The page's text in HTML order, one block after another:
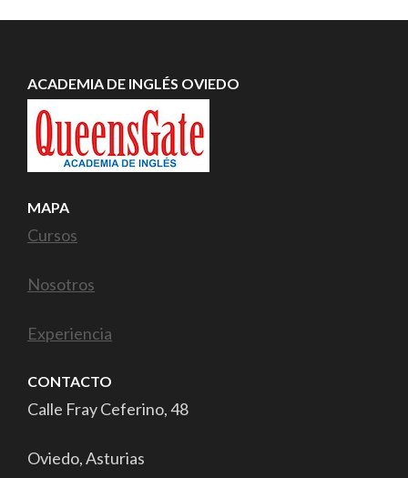
ACADEMIA DE INGLÉS OVIEDO
MAPA
Cursos
Nosotros
Experiencia
CONTACTO
Calle Fray Ceferino, 48
Oviedo, Asturias